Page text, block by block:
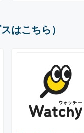
はこちら）